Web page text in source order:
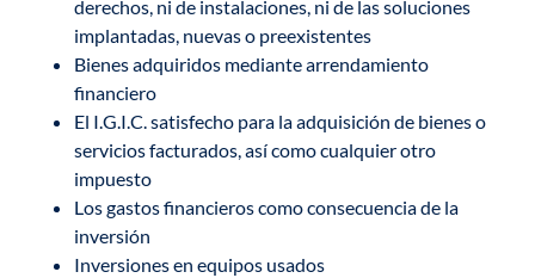
derechos, ni de instalaciones, ni de las soluciones
implantadas, nuevas o preexistentes
Bienes adquiridos mediante arrendamiento
financiero
El I.G.I.C. satisfecho para la adquisición de bienes o
servicios facturados, así como cualquier otro
impuesto
Los gastos financieros como consecuencia de la
inversión
Inversiones en equipos usados